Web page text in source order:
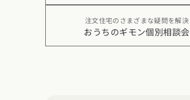
注文住宅のさまざまな疑問を解決
おうちのギモン個別相談会